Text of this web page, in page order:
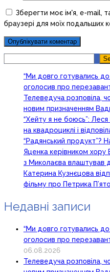
Зберегти моє ім'я, e-mail,
браузері для моїх подальших
“Ми довго готувались до
оголосив про
Телеведуча розповіла,
новим призначенням
“Хейту я не боюсь”: Леся
на квадроциклі і
“Радянський продукт”?
Яценка керівником
з Миколаєва влаштував
Катерина Кузнєцова
фільму про Петрика
Недавні записи
“Ми довго готувались до
оголосив про
06.08.2026
Телеведуча розповіла,